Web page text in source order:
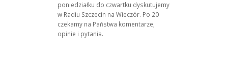
poniedziałku do czwartku dyskutujemy
w Radiu Szczecin na Wieczór. Po 20
czekamy na Państwa komentarze,
opinie i pytania.